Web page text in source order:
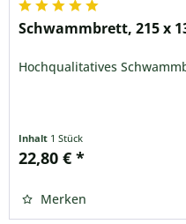
Schwammbrett, 215 x
Hochqualitatives
Inhalt 1 Stück
22,80 € *
Merken